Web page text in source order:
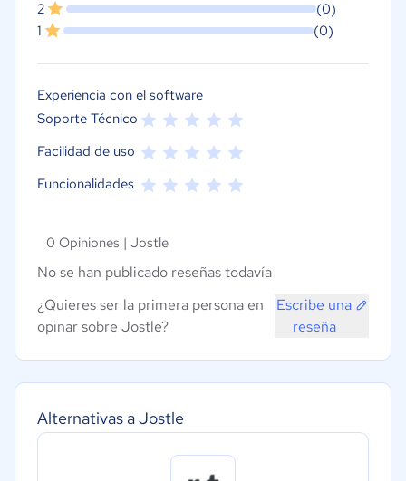
Alternativas a Jostle
2
(0)
1
(0)
Experiencia con el software
Soporte Técnico
Facilidad de uso
Funcionalidades
0 Opiniones | Jostle
No se han publicado reseñas todavía
¿Quieres ser la primera persona en
opinar sobre Jostle?
Escribe una
reseña